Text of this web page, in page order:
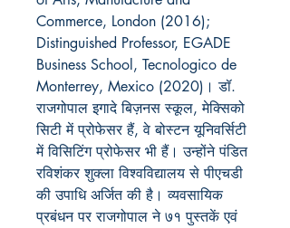
Commerce, London (2016);
Distinguished Professor, EGADE
Business School, Tecnologico de
Monterrey, Mexico (2020)। डॉ.
राजगोपाल इगादे बिज़नस स्कूल,मेक्सिको
सिटी में प्रोफेसर हैं,वे बोस्टन यूनिवर्सिटी
में विसिटिंग प्रोफेसर भी हैं। उन्होंने पंडित
रविशंकर शुक्ला विश्वविद्यालय से पीएचडी
की उपाधि अर्जित की है। व्यवसायिक
प्रबंधन पर राजगोपाल ने ७१ पुस्तकें एवं